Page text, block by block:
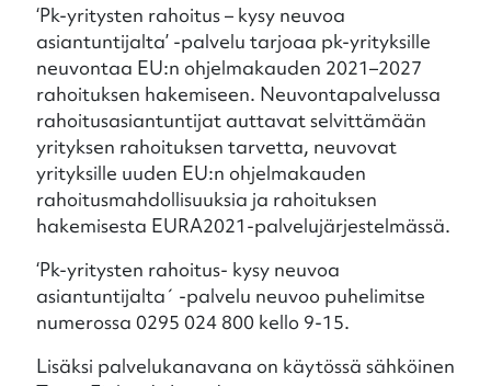
‘Pk-yritysten rahoitus – kysy neuvoa
asiantuntijalta’ -palvelu tarjoaa pk-yrityksille
neuvontaa EU:n ohjelmakauden 2021–2027
rahoituksen hakemiseen. Neuvontapalvelussa
rahoitusasiantuntijat auttavat selvittämään
yrityksen rahoituksen tarvetta, neuvovat
yrityksille uuden EU:n ohjelmakauden
rahoitusmahdollisuuksia ja rahoituksen
hakemisesta EURA2021-palvelujärjestelmässä.
‘Pk-yritysten rahoitus- kysy neuvoa
asiantuntijalta´ -palvelu neuvoo puhelimitse
numerossa 0295 024 800 kello 9-15.
Lisäksi palvelukanavana on käytössä sähköinen